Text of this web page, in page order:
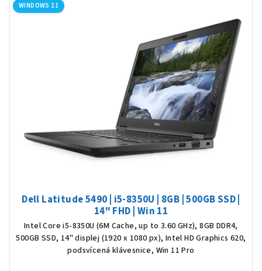
WINDOWS 11
Dell Latitude 5490 | i5-8350U | 8GB | 500GB SSD |
14" FHD | Win 11
Intel Core i5-8350U (6M Cache, up to 3.60 GHz), 8GB DDR4,
500GB SSD, 14" displej (1920 x 1080 px), Intel HD Graphics 620,
podsvícená klávesnice, Win 11 Pro